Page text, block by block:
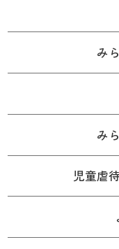
み
み
児童虐